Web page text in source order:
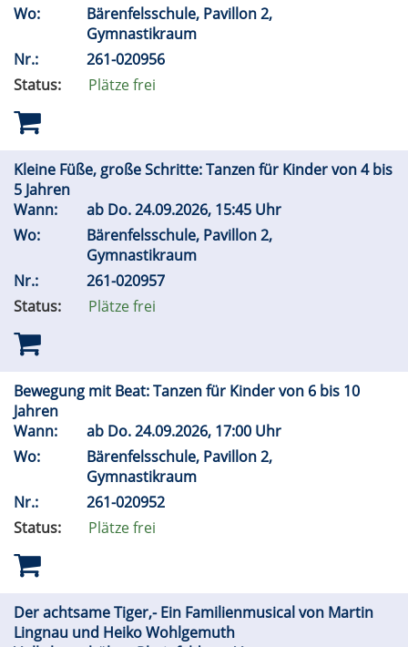
Wo:
Bärenfelsschule, Pavillon 2,
Gymnastikraum
Nr.:
261-020956
Status:
Plätze frei
Kleine Füße, große Schritte: Tanzen für Kinder von 4 bis
5 Jahren
Wann:
ab Do.24.09.2026, 15:45 Uhr
Wo:
Bärenfelsschule, Pavillon 2,
Gymnastikraum
Nr.:
261-020957
Status:
Plätze frei
Bewegung mit Beat: Tanzen für Kinder von 6 bis 10
Jahren
Wann:
ab Do.24.09.2026, 17:00 Uhr
Wo:
Bärenfelsschule, Pavillon 2,
Gymnastikraum
Nr.:
261-020952
Status:
Plätze frei
Der achtsame Tiger,- Ein Familienmusical von Martin
Lingnau und Heiko Wohlgemuth